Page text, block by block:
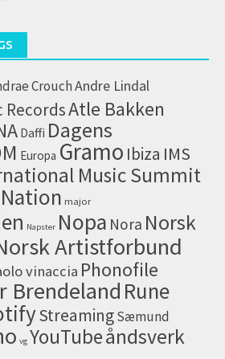
CrouchAndre Lindal
RecordsAtle Bakken
Daffi Dagens
Europa Gramo Ibiza IMS
Music Summit
major
Napster Nopa Nora Norsk
Artistforbund
vinaccia Phonofile
Brendeland Rune
StreamingSæmund
vg YouTubeåndsverk